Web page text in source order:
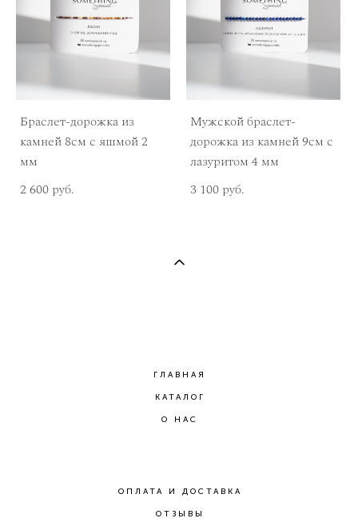
Браслет-дорожка из
камней 8см с яшмой 2
мм
2 600 pуб.
Мужской браслет-
дорожка из камней 9см с
лазуритом 4 мм
3 100 pуб.
ГЛАВНАЯ
КАТАЛОГ
О НАС
ОПЛАТА И ДОСТАВКА
ОТЗЫВЫ